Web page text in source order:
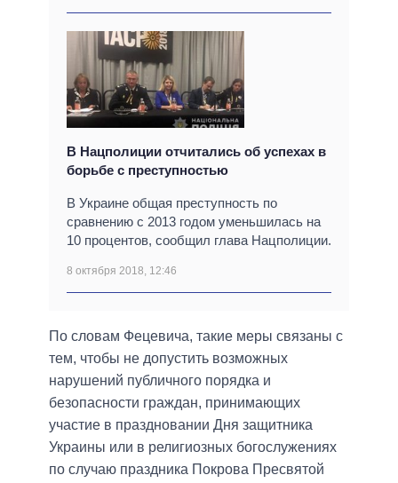
В Нацполиции отчитались об успехах в
борьбе с преступностью
В Украине общая преступность по
сравнению с 2013 годом уменьшилась на
10 процентов, сообщил глава Нацполиции.
8 октября 2018, 12:46
По словам Фецевича, такие меры связаны с
тем, чтобы не допустить возможных
нарушений публичного порядка и
безопасности граждан, принимающих
участие в праздновании Дня защитника
Украины или в религиозных богослужениях
по случаю праздника Покрова Пресвятой